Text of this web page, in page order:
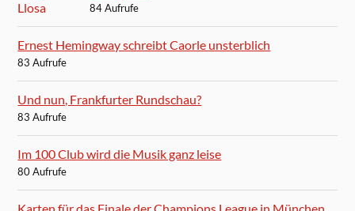
84 Aufrufe
Ernest Hemingway schreibt Caorle unsterblich
83 Aufrufe
Und nun, Frankfurter Rundschau?
83 Aufrufe
Im 100 Club wird die Musik ganz leise
80 Aufrufe